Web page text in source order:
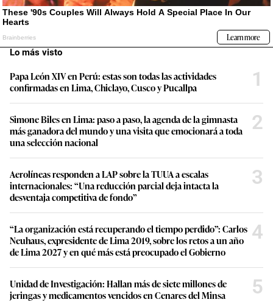
Lo más visto
Papa León XIV en Perú: estas son todas las actividades
confirmadas en Lima, Chiclayo, Cusco y Pucallpa
1
Simone Biles en Lima: paso a paso, la agenda de la gimnasta
más ganadora del mundo y una visita que emocionará a toda
una selección nacional
2
Aerolíneas responden a LAP sobre la TUUA a escalas
internacionales: “Una reducción parcial deja intacta la
desventaja competitiva de fondo”
3
“La organización está recuperando el tiempo perdido”: Carlos
Neuhaus, expresidente de Lima 2019, sobre los retos a un año
de Lima 2027 y en qué más está preocupado el Gobierno
4
Unidad de Investigación: Hallan más de siete millones de
jeringas y medicamentos vencidos en Cenares del Minsa
5